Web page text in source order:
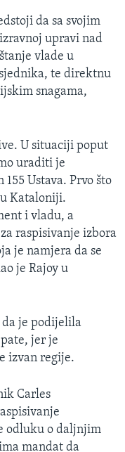
da sa svojim
upravi nad
vlade u
te direktnu
snagama,
U situaciji poput
uraditi je
Ustava. Prvo što
Kataloniji.
i vladu, a
raspisivanje izbora
je namjera da se
je Rajoy u
je podijelila
jer je
izvan regije.
Carles
odluku o daljnjim
mandat da